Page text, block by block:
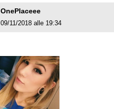
OnePlaceee
09/11/2018 alle 19:34